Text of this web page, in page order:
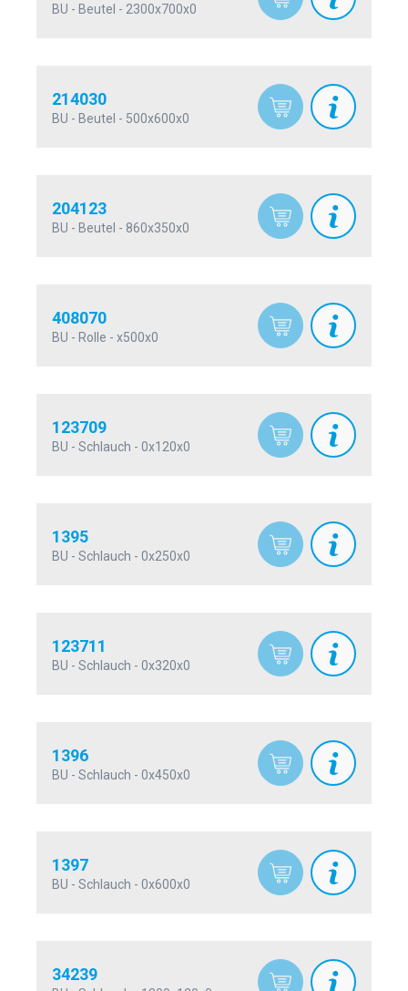
BU - Beutel - 2300x700x0
214030
BU - Beutel - 500x600x0
204123
BU - Beutel - 860x350x0
408070
BU - Rolle - x500x0
123709
BU - Schlauch - 0x120x0
1395
BU - Schlauch - 0x250x0
123711
BU - Schlauch - 0x320x0
1396
BU - Schlauch - 0x450x0
1397
BU - Schlauch - 0x600x0
34239